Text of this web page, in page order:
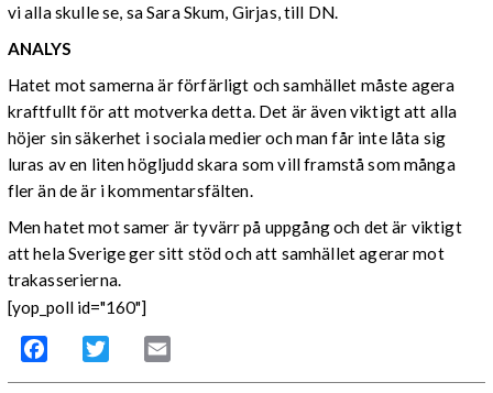
vi alla skulle se, sa Sara Skum, Girjas, till DN.
ANALYS
Hatet mot samerna är förfärligt och samhället måste agera
kraftfullt för att motverka detta. Det är även viktigt att alla
höjer sin säkerhet i sociala medier och man får inte låta sig
luras av en liten högljudd skara som vill framstå som många
fler än de är i kommentarsfälten.
Men hatet mot samer är tyvärr på uppgång och det är viktigt
att hela Sverige ger sitt stöd och att samhället agerar mot
trakasserierna.
[yop_poll id="160"]
Facebook Twitter